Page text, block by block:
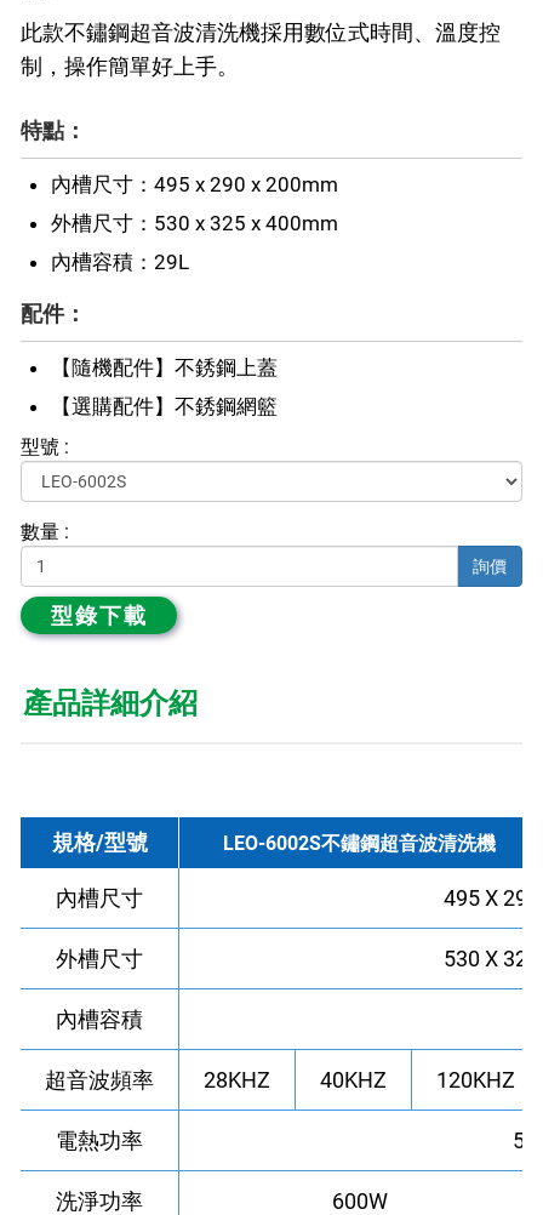
此款不鏽鋼超音波清洗機採用數位式時間、溫度控
制，操作簡單好上手。
特點：
內槽尺寸：495 x 290 x 200mm
外槽尺寸：530 x 325 x 400mm
內槽容積：29L
配件：
【隨機配件】不銹鋼上蓋
【選購配件】不銹鋼網籃
型號 :
數量 :
詢價
型錄下載
產品詳細介紹
規格/型號 LEO-6002S不鏽鋼超音波清洗機
內槽尺寸 495 X
外槽尺寸 530 X
內槽容積
超音波頻率 28KHZ 40KHZ 120KHZ
電熱功率
洗淨功率 600W